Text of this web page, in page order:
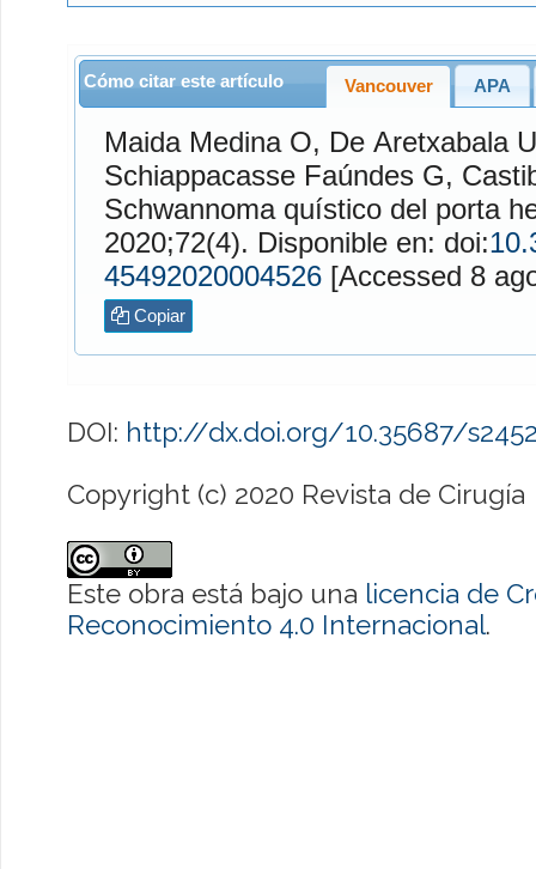
Cómo citar este artículo Vancouver APA
Maida MedinaO, De Aretxabala
Schiappacasse FaúndesG,
Schwannoma quístico del porta
2020;72(4). Disponible en: doi:
45492020004526
Copiar
DOI: http://dx.doi.org/10.35687/
Copyright (c) 2020 Revista de Cirugía
Este obra está bajo una licencia de
Reconocimiento 4.0 Internacional.